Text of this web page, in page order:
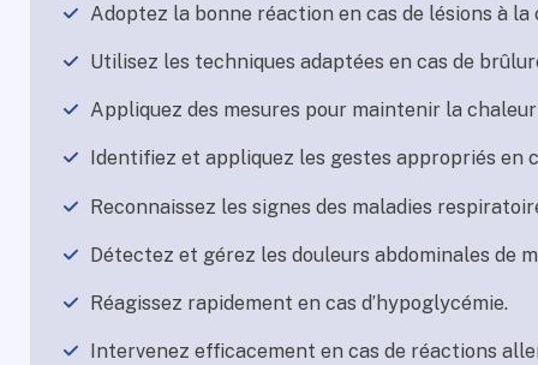
Adoptez la bonne réaction en cas de lésions à
Utilisez les techniques adaptées en cas de
Appliquez des mesures pour maintenir la
Identifiez et appliquez les gestes appropriés
Reconnaissez les signes des maladies
Détectez et gérez les douleurs abdominales de
Réagissez rapidement en cas d’hypoglycémie.
Intervenez efficacement en cas de réactions